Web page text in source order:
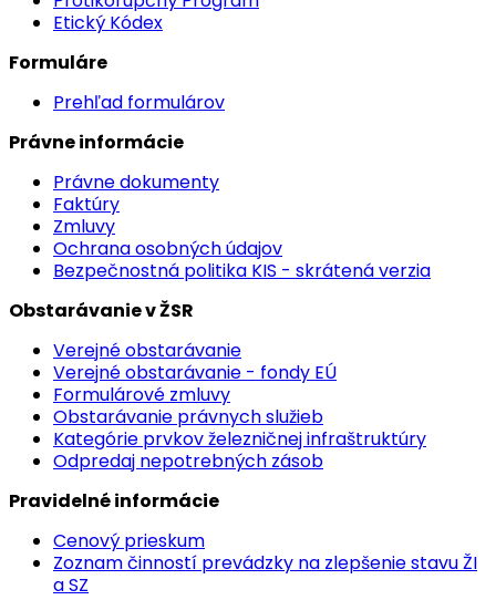
Etický Kódex
Formuláre
Prehľad formulárov
Právne informácie
Právne dokumenty
Faktúry
Zmluvy
Ochrana osobných údajov
Bezpečnostná politika KIS - skrátená verzia
Obstarávanie v ŽSR
Verejné obstarávanie
Verejné obstarávanie - fondy EÚ
Formulárové zmluvy
Obstarávanie právnych služieb
Kategórie prvkov železničnej infraštruktúry
Odpredaj nepotrebných zásob
Pravidelné informácie
Cenový prieskum
Zoznam činností prevádzky na zlepšenie stavu ŽI
a SZ